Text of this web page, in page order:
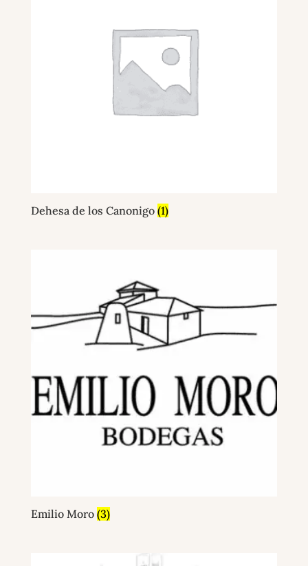
Dehesa de los Canonigo (1)
Emilio Moro (3)